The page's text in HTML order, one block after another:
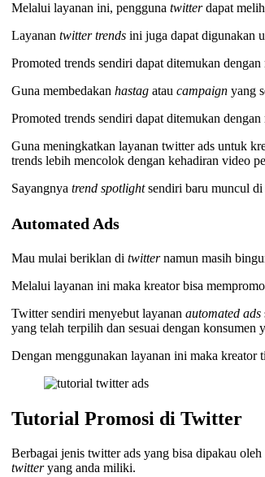
Melalui layanan ini, penggunatwitterdapat
Layanantwitter trendsini juga dapat digunakan
Promoted trends sendiri dapat ditemukan
Guna membedakan hastagataucampaignyang
Promoted trends sendiri dapat ditemukan
Guna meningkatkan layanan twitter ads untuk
trends lebih mencolok dengan kehadiran video
Sayangnyatrend spotlightsendiri baru muncul di
Automated Ads
Mau mulai beriklan di twitternamun masih
Melalui layanan ini maka kreator bisa
Twitter sendiri menyebut layananautomated ads
yang telah terpilih dan sesuai dengan konsumen
Dengan menggunakan layanan ini maka kreator
Tutorial Promosi di Twitter
Berbagai jenis twitter ads yang bisa dipakau
twitteryang anda miliki.